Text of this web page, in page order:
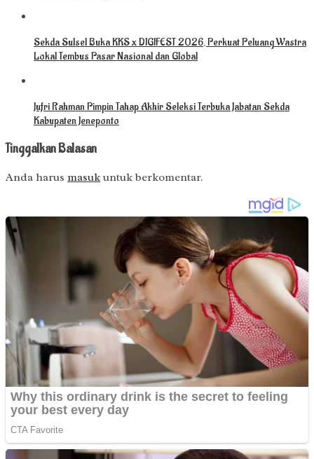
Sekda Sulsel Buka KKS x DIGIFEST 2026, Perkuat Peluang Wastra
Lokal Tembus Pasar Nasional dan Global
Jufri Rahman Pimpin Tahap Akhir Seleksi Terbuka Jabatan Sekda
Kabupaten Jeneponto
Tinggalkan Balasan
Anda harus masuk untuk berkomentar.